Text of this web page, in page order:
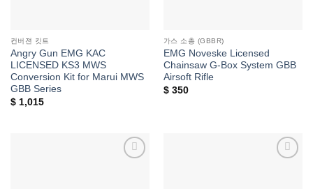
컨버젼 킷트
Angry Gun EMG KAC
LICENSED KS3 MWS
Conversion Kit for Marui MWS
GBB Series
$1,015
가스 소총 (GBBR)
EMG Noveske Licensed
Chainsaw G-Box System GBB
Airsoft Rifle
$350